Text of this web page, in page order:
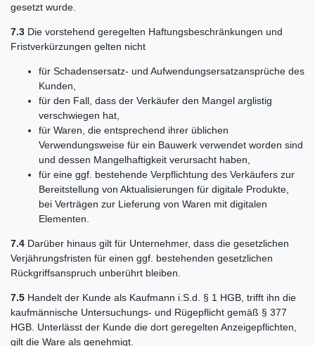
gesetzt wurde.
7.3 Die vorstehend geregelten Haftungsbeschränkungen und
Fristverkürzungen gelten nicht
für Schadensersatz- und Aufwendungsersatzansprüche des
Kunden,
für den Fall, dass der Verkäufer den Mangel arglistig
verschwiegen hat,
für Waren, die entsprechend ihrer üblichen
Verwendungsweise für ein Bauwerk verwendet worden sind
und dessen Mangelhaftigkeit verursacht haben,
für eine ggf. bestehende Verpflichtung des Verkäufers zur
Bereitstellung von Aktualisierungen für digitale Produkte,
bei Verträgen zur Lieferung von Waren mit digitalen
Elementen.
7.4 Darüber hinaus gilt für Unternehmer, dass die gesetzlichen
Verjährungsfristen für einen ggf. bestehenden gesetzlichen
Rückgriffsanspruch unberührt bleiben.
7.5 Handelt der Kunde als Kaufmann i.S.d. § 1 HGB, trifft ihn die
kaufmännische Untersuchungs- und Rügepflicht gemäß § 377
HGB. Unterlässt der Kunde die dort geregelten Anzeigepflichten,
gilt die Ware als genehmigt.